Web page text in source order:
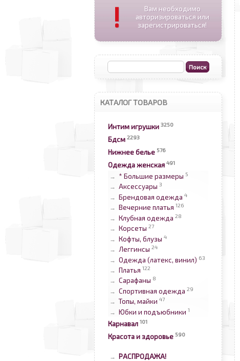
!
Вам необходимо
авторизироваться или
зарегистрироваться!
КАТАЛОГ ТОВАРОВ
Интим игрушки 3250
Бдсм 2293
Нижнее белье 576
Одежда женская 491
→ * Большие размеры 5
→ Аксессуары 3
→ Брендовая одежда 4
→ Вечерние платья 126
→ Клубная одежда 28
→ Корсеты 27
→ Кофты, блузы 4
→ Леггинсы 24
→ Одежда (латекс, винил) 63
→ Платья 122
→ Сарафаны 8
→ Спортивная одежда 29
→ Топы, майки 47
→ Юбки и подъюбники 1
Карнавал 101
Красота и здоровье 590
→ РАСПРОДАЖА!